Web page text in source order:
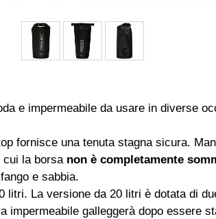
e impermeabile da usare in diverse
fornisce una tenuta stagna sicura.
cui la borsa non è completamente
e sabbia.
litri. La versione da 20 litri è dotata di
impermeabile galleggerà dopo essere